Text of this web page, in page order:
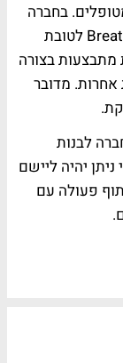
בארה"ב ובאירופה ולכלול כ-200 מטופלים. בחברה
יבחנו את היעילות הקלינית של מוצר ה-BreathID לטובת
מתבצעות בצורה
מדובר
לבנות
יהיה ליישם
פעולה עם